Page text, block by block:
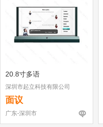
20.8寸多语
深圳市起立科技有限公司
面议
广东-深圳市